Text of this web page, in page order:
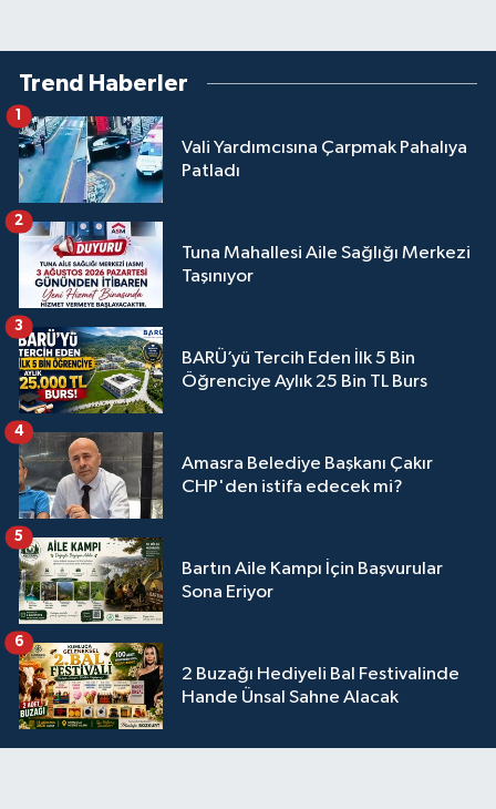
Trend Haberler
Vali Yardımcısına Çarpmak Pahalıya
Patladı
1
Tuna Mahallesi Aile Sağlığı Merkezi
Taşınıyor
2
BARÜ’yü Tercih Eden İlk 5 Bin
Öğrenciye Aylık 25 Bin TL Burs
3
Amasra Belediye Başkanı Çakır
CHP'den istifa edecek mi?
4
Bartın Aile Kampı İçin Başvurular
Sona Eriyor
5
2 Buzağı Hediyeli Bal Festivalinde
Hande Ünsal Sahne Alacak
6